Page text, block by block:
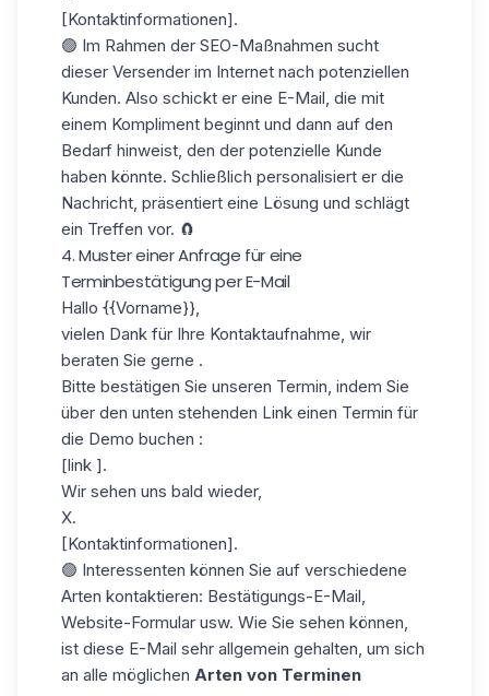
[Kontaktinformationen].
🟢 Im Rahmen der SEO-Maßnahmen sucht
dieser Versender im Internet nach potenziellen
Kunden. Also schickt er eine E-Mail, die mit
einem Kompliment beginnt und dann auf den
Bedarf hinweist, den der potenzielle Kunde
haben könnte. Schließlich personalisiert er die
Nachricht, präsentiert eine Lösung und schlägt
ein Treffen vor. 🧲
4. Muster einer Anfrage für eine
Terminbestätigung per E-Mail
Hallo {{Vorname}},
vielen Dank für Ihre Kontaktaufnahme, wir
beraten Sie gerne .
Bitte bestätigen Sie unseren Termin, indem Sie
über den unten stehenden Link einen Termin für
die Demo buchen :
[link ].
Wir sehen uns bald wieder,
X.
[Kontaktinformationen].
🟢 Interessenten können Sie auf verschiedene
Arten kontaktieren: Bestätigungs-E-Mail,
Website-Formular usw. Wie Sie sehen können,
ist diese E-Mail sehr allgemein gehalten, um sich
an alle möglichen Arten von Terminen